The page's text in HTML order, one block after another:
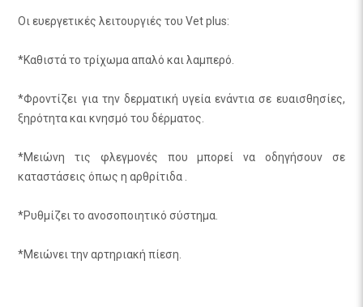
Οι ευεργετικές λειτουργιές του Vet plus:
*Καθιστά το τρίχωμα απαλό και λαμπερό.
*Φροντίζει για την δερματική υγεία ενάντια σε ευαισθησίες,
ξηρότητα και κνησμό του δέρματος.
*Μειώνη τις φλεγμονές που μπορεί να οδηγήσουν σε
καταστάσεις όπως η αρθρίτιδα .
*Ρυθμίζει το ανοσοποιητικό σύστημα.
*Μειώνει την αρτηριακή πίεση.